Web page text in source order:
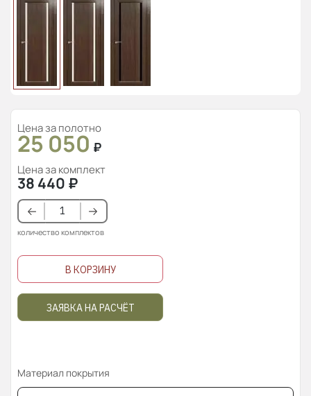
Цена за полотно
25 050 ₽
Цена за комплект
38 440 ₽
количество комплектов
В КОРЗИНУ
ЗАЯВКА НА РАСЧЁТ
Материал покрытия